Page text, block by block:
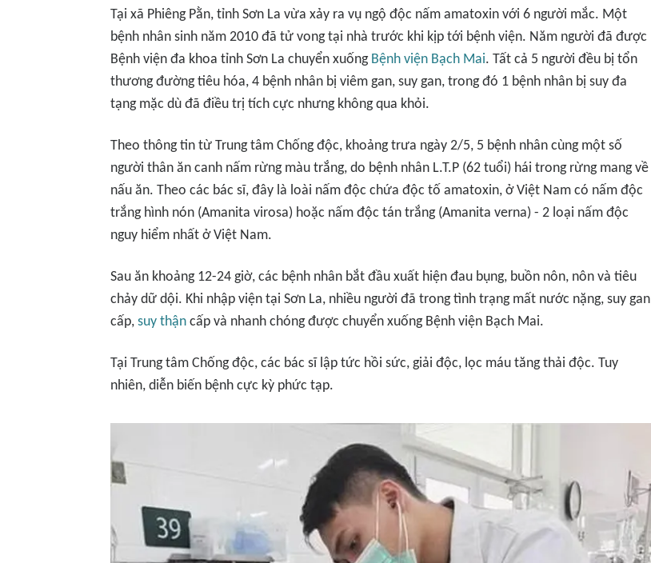
Tại xã Phiêng Pằn, tỉnh Sơn La vừa xảy ra vụ ngộ độc nấm amatoxin với 6 người mắc. Một
bệnh nhân sinh năm 2010 đã tử vong tại nhà trước khi kịp tới bệnh viện. Năm người đã được
Bệnh viện đa khoa tỉnh Sơn La chuyển xuống Bệnh viện Bạch Mai. Tất cả 5 người đều bị tổn
thương đường tiêu hóa, 4 bệnh nhân bị viêm gan, suy gan, trong đó 1 bệnh nhân bị suy đa
tạng mặc dù đã điều trị tích cực nhưng không qua khỏi.
Theo thông tin từ Trung tâm Chống độc, khoảng trưa ngày 2/5, 5 bệnh nhân cùng một số
người thân ăn canh nấm rừng màu trắng, do bệnh nhân L.T.P (62 tuổi) hái trong rừng mang về
nấu ăn. Theo các bác sĩ, đây là loài nấm độc chứa độc tố amatoxin, ở Việt Nam có nấm độc
trắng hình nón (Amanita virosa) hoặc nấm độc tán trắng (Amanita verna) - 2 loại nấm độc
nguy hiểm nhất ở Việt Nam.
Sau ăn khoảng 12-24 giờ, các bệnh nhân bắt đầu xuất hiện đau bụng, buồn nôn, nôn và tiêu
chảy dữ dội. Khi nhập viện tại Sơn La, nhiều người đã trong tình trạng mất nước nặng, suy gan
cấp, suy thận cấp và nhanh chóng được chuyển xuống Bệnh viện Bạch Mai.
Tại Trung tâm Chống độc, các bác sĩ lập tức hồi sức, giải độc, lọc máu tăng thải độc. Tuy
nhiên, diễn biến bệnh cực kỳ phức tạp.